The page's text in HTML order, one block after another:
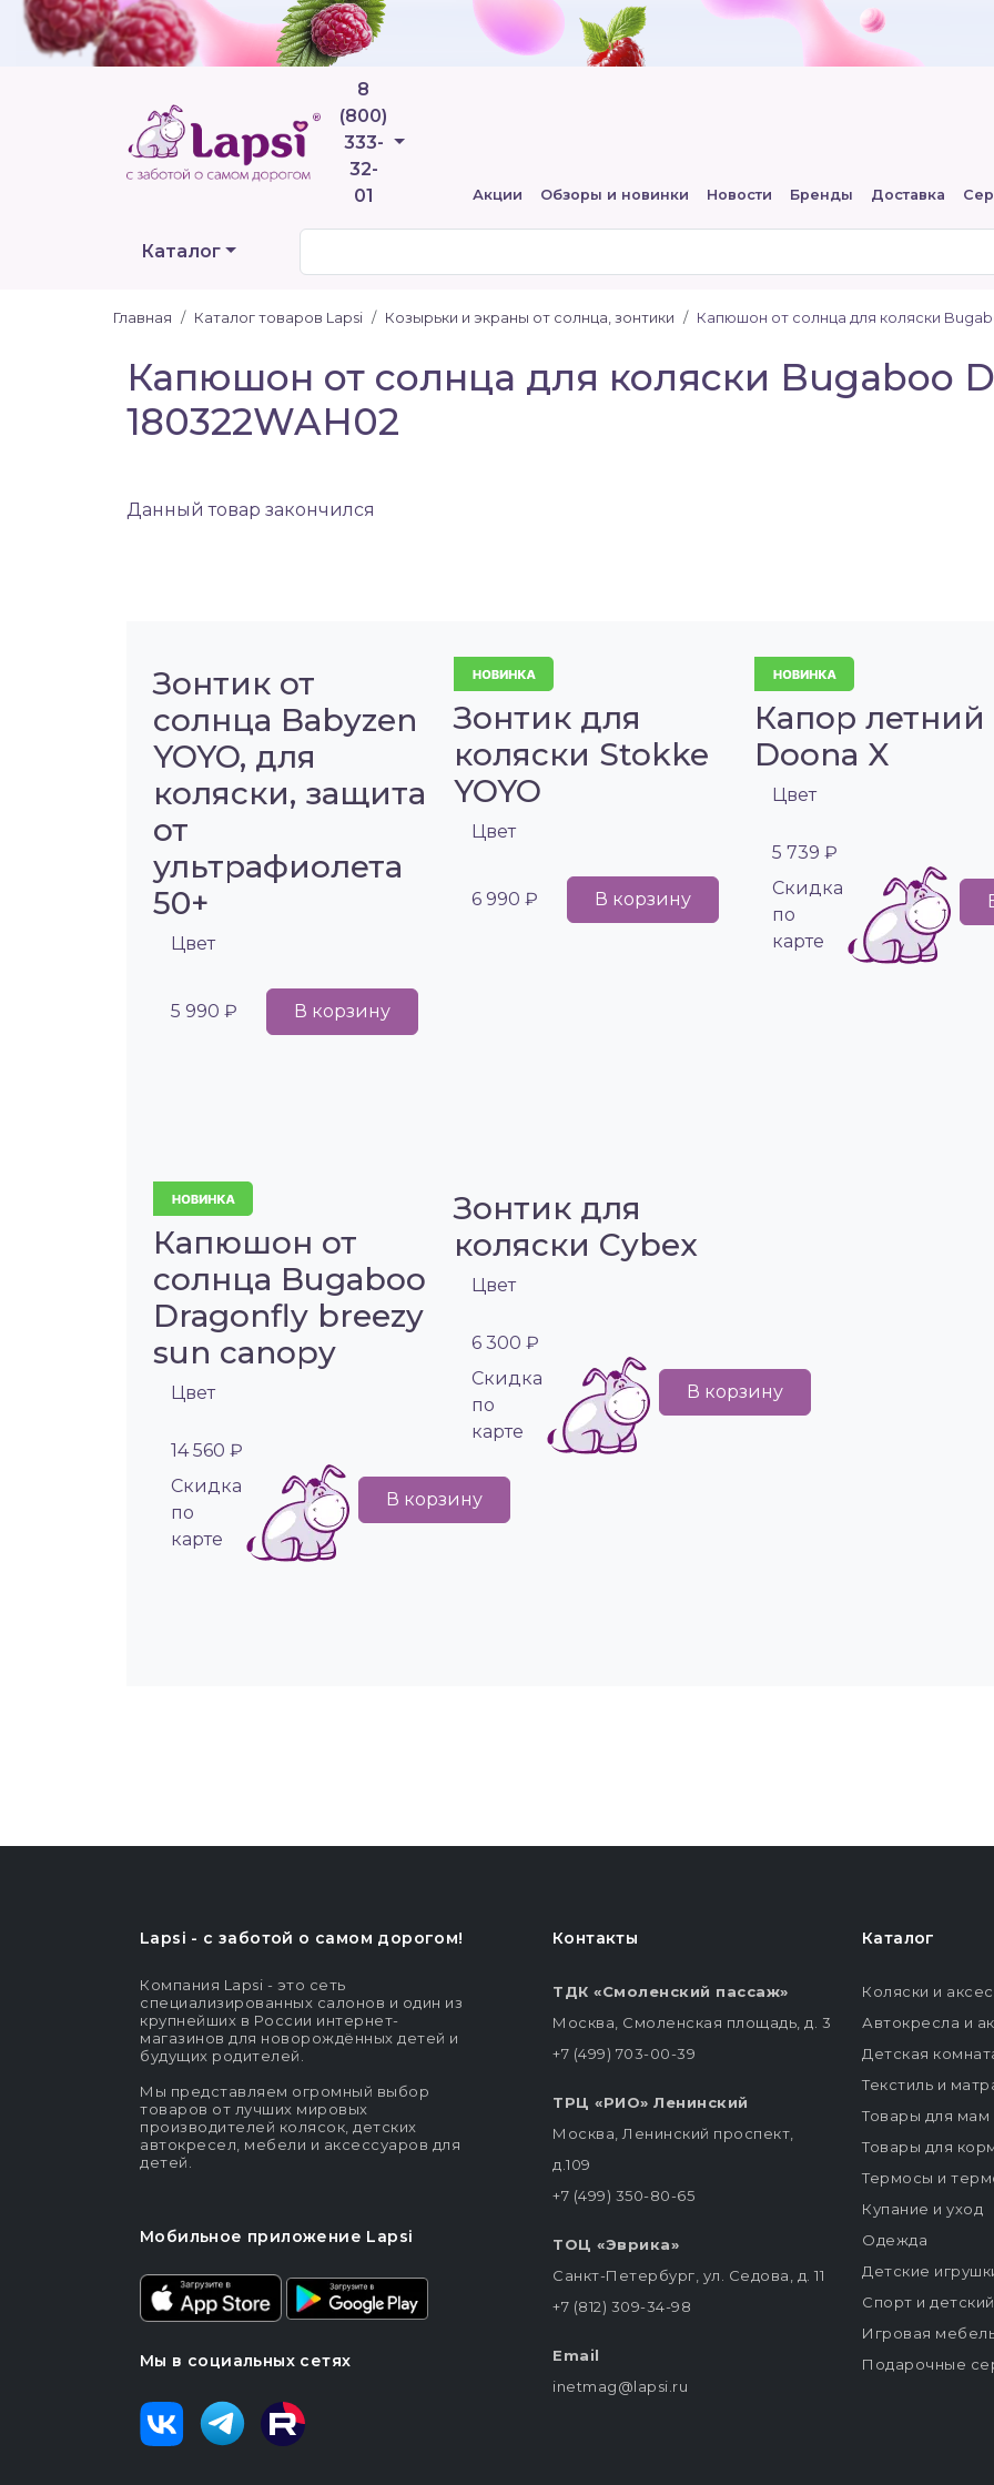
8
(800)
333-
32-
01
Телефоны
Акции Обзоры и новинки Новости Бренды Доставка
Каталог
Главная Каталог товаров Lapsi Козырьки и экраны от солнца, зонтики Капюшон от солнца для коляски
Капюшон от солнца для коляски Bugaboo
180322WAH02
Данный товар закончился
Зонтик от
солнца Babyzen
YOYO, для
коляски, защита
от
ультрафиолета
50+
Цвет
5 990 ₽ В корзину
Зонтик для
коляски Stokke
YOYO
Цвет
6 990 ₽ В корзину
Капор летний
Doona X
Цвет
5 739 ₽
Cкидка
по
карте
Капюшон от
солнца Bugaboo
Dragonfly breezy
sun canopy
Цвет
14 560 ₽
Cкидка
по
карте
В корзину
Зонтик для
коляски Cybex
Цвет
6 300 ₽
Cкидка
по
карте
В корзину
Lapsi - c заботой о самом дорогом!
Компания Lapsi - это сеть
специализированных салонов и один из
крупнейших в России интернет-
магазинов для новорождённых детей и
будущих родителей.
Мы представляем огромный выбор
товаров от лучших мировых
производителей колясок, детских
автокресел, мебели и аксессуаров для
детей.
Мобильное приложение Lapsi
Мы в социальных сетях
Контакты
ТДК «Смоленский пассаж»
Москва, Смоленская площадь, д. 3
+7 (499) 703-00-39
ТРЦ «РИО» Ленинский
Москва, Ленинский проспект,
д.109
+7 (499) 350-80-65
ТОЦ «Эврика»
Санкт-Петербург, ул. Седова, д. 11
+7 (812) 309-34-98
Email
inetmag@lapsi.ru
Каталог
Коляски и
Автокресла и
Детская
Текстиль и
Товары для мам
Товары для
Термосы и
Купание и уход
Одежда
Детские
Спорт и
Игровая
Подарочные